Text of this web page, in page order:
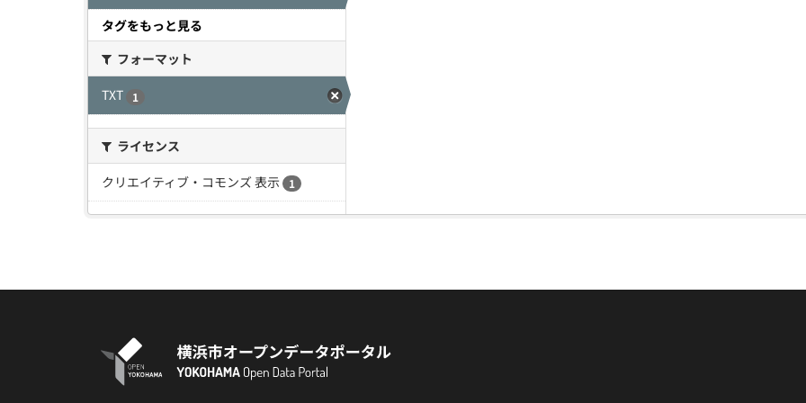
タグをもっと見る
フォーマット
TXT
1
ライセンス
クリエイティブ・コモンズ 表示
1